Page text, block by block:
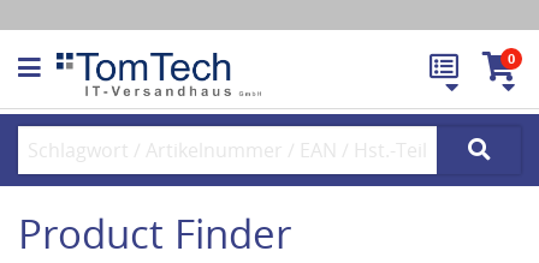
0
Product Finder